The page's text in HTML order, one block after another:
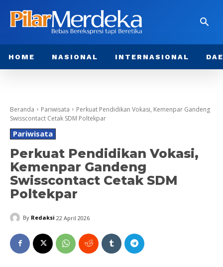
HOME NASIONAL INTERNASIONAL
Beranda Pariwisata
Perkuat Pendidikan Vokasi, Kemenpar Gandeng
Swisscontact Cetak SDM Poltekpar
Pariwisata
Perkuat Pendidikan Vokasi,
Kemenpar Gandeng
Swisscontact Cetak SDM
Poltekpar
By Redaksi 22 April 2026